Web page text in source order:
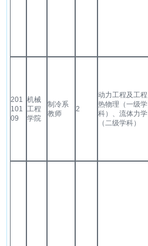
201
101
09
机械
工程
学院
制冷系
教师
2
动力工程及工程
热物理（一级学
科）、流体力学
（二级学科）